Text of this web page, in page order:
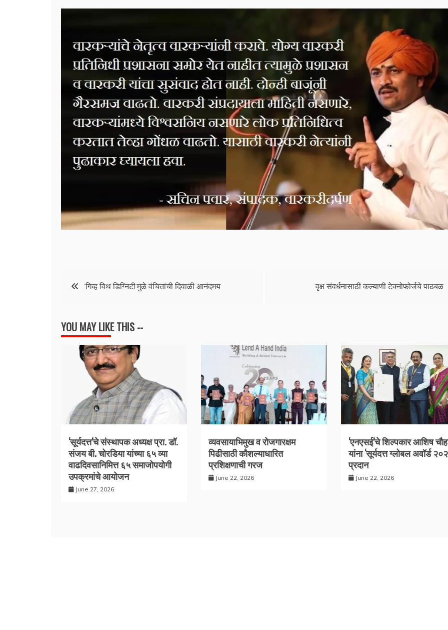
Post‘गिव्ह विथ डिग्निटी’मुळे वंचितांची दिवाळी आनंदमय वृक्ष संवर्धनासाठी कल्याणी टेक्नोफोर्जचे पाठबळ
YOU MAY LIKE THIS --
‘सूर्यदत्त’चे संस्थापक अध्यक्ष प्रा. डॉ.
संजय बी. चोरडिया यांच्या ६५ व्या
वाढदिवसानिमित्त ६५ समाजोपयोगी
उपक्रमांचे आयोजन
June 27, 2026
व्यवसायाभिमुख व रोजगारक्षम
पिढीसाठी कौशल्याधारित
प्रशिक्षणाची गरज
June 22, 2026
‘एनएसई’चे शिल्पकार आशिष
यांना ‘सूर्यदत्त ग्लोबल अवॉर्ड
प्रदान
June 22, 2026